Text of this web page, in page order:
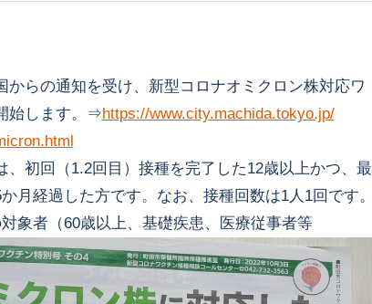
らの通知を受け、新型コロナオミクロン株対応ワ
始します。⇒https://www.city.machida.tokyo.jp/
初回（1.2回目）接種を完了した12歳以上かつ、最
月経過した方です。なお、接種回数は1人1回です。
象者（60歳以上、基礎疾患、医療従事者等